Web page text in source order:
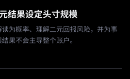
结果设定头寸规模
为概率、理解二元回报风险，并为事
果不会主导整个账户。